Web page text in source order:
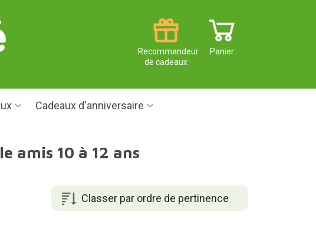
Panier
Recommandeur
de cadeaux
Cadeaux d'anniversaire
amis 10 à 12 ans
Classer par ordre de pertinence